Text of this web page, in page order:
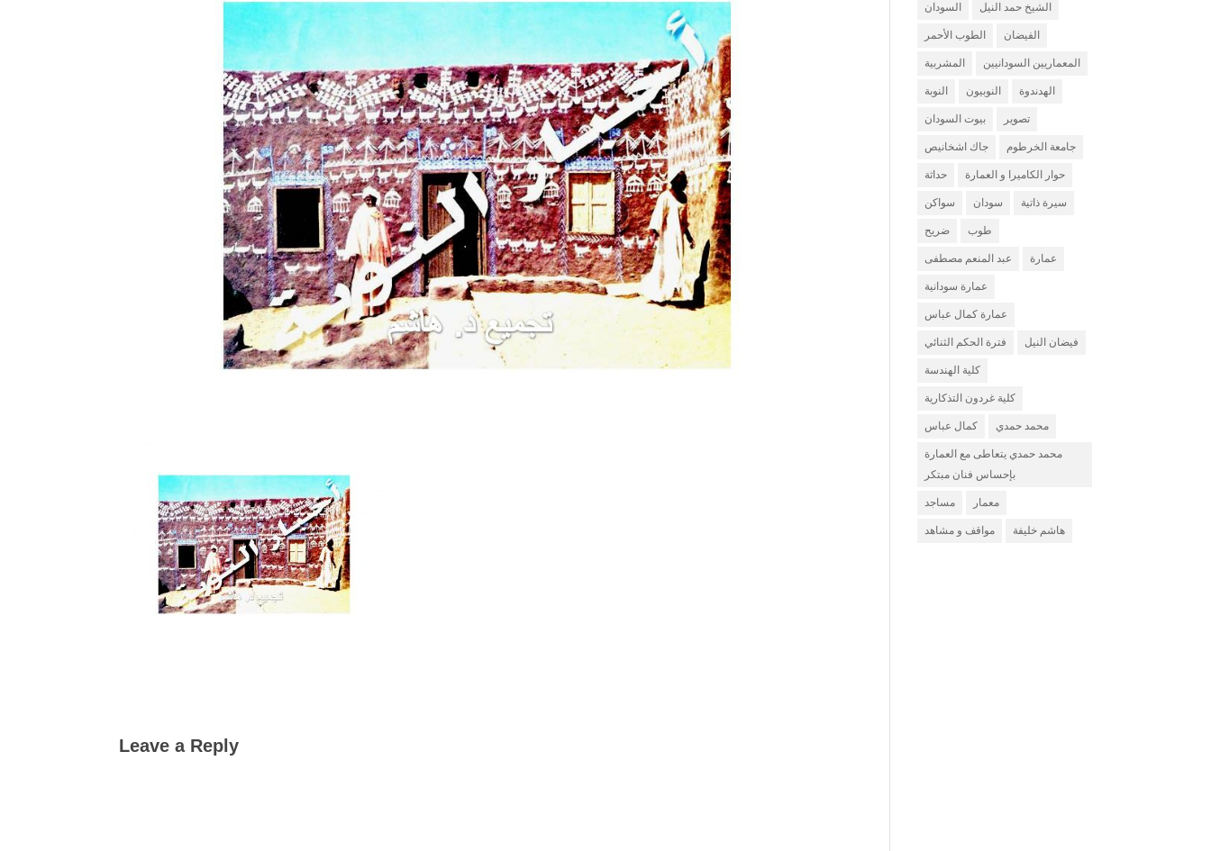
Leave a Reply
السودان الشيخ حمد النيل
الطوب الأحمر الفيضان
المشربية المعماريين السودانيين
النوبة النوبيون الهدندوة
بيوت السودان تصوير
جاك اشخانيص جامعة الخرطوم
حداثة حوار الكاميرا و العمارة
سواكن سودان سيرة ذاتية
ضريح طوب
عبد المنعم مصطفى عمارة
عمارة سودانية
عمارة كمال عباس
فترة الحكم الثنائي فيضان النيل
كلية الهندسة
كلية غردون التذكارية
كمال عباس محمد حمدي
محمد حمدي يتعاطى مع العمارة
بإحساس فنان مبتكر
مساجد معمار
مواقف و مشاهد هاشم خليفة